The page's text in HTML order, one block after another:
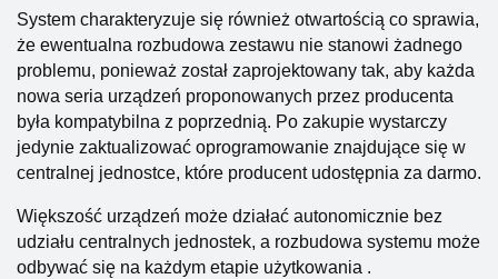
System charakteryzuje się również otwartością co sprawia,
że ewentualna rozbudowa zestawu nie stanowi żadnego
problemu, ponieważ został zaprojektowany tak, aby każda
nowa seria urządzeń proponowanych przez producenta
była kompatybilna z poprzednią. Po zakupie wystarczy
jedynie zaktualizować oprogramowanie znajdujące się w
centralnej jednostce, które producent udostępnia za darmo.
Większość urządzeń może działać autonomicznie bez
udziału centralnych jednostek, a rozbudowa systemu może
odbywać się na każdym etapie użytkowania .